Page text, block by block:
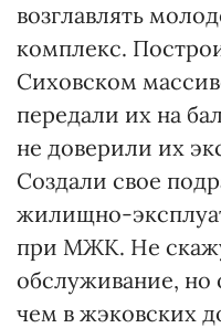
возглавлять
комплекс.
Сиховском
передали их на
не доверили их
Создали свое
жилищно-
при МЖК. Не
обслуживание, но
чем в жэковских